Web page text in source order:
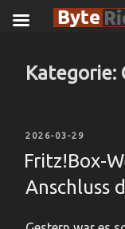
springenKategorie:
VERÖFFENTLICHT
AM
2026-03-29
Fritz!Box-
Anschluss